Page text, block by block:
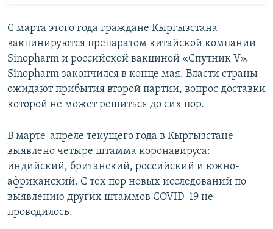
С марта этого года граждане Кыргызстана
вакцинируются препаратом китайской компании
Sinopharm и российской вакциной «Спутник V».
Sinopharm закончился в конце мая. Власти страны
ожидают прибытия второй партии, вопрос доставки
которой не может решиться до сих пор.
В марте-апреле текущего года в Кыргызстане
выявлено четыре штамма коронавируса:
индийский, британский, российский и южно-
африканский. С тех пор новых исследований по
выявлению других штаммов COVID-19 не
проводилось.